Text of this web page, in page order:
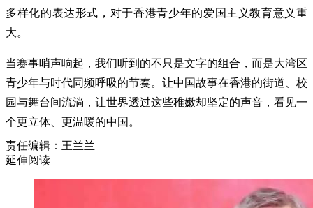
多样化的表达形式，对于香港青少年的爱国主义教育意义重
大。
当赛事哨声响起，我们听到的不只是文字的组合，而是大湾区
青少年与时代同频呼吸的节奏。让中国故事在香港的街道、校
园与舞台间流淌，让世界透过这些稚嫩却坚定的声音，看见一
个更立体、更温暖的中国。
责任编辑：王兰兰
延伸阅读